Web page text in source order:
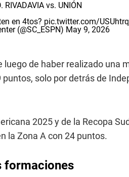
RIVADAVIA vs. UNIÓN
en 4tos? pic.twitter.com/
(@SC_ESPN) May 9, 2026
luego de haber realizado una
solo por detrás de
2025 y de la Recopa
la Zona A con 24 puntos.
formaciones